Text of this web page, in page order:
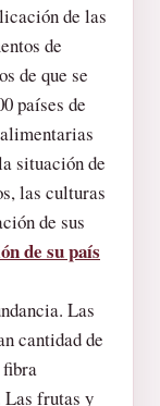
de las
de
de que se
países de
situación de
las culturas
de sus
de su país
Las
cantidad de
Las frutas y